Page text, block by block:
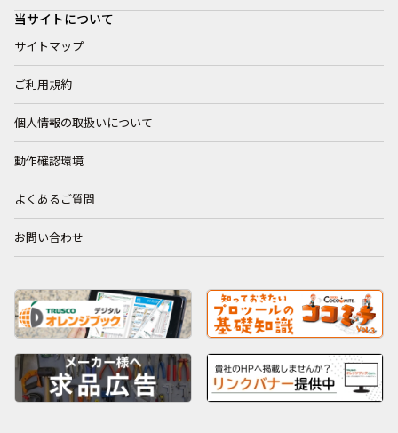
当サイトについて
サイトマップ
ご利用規約
個人情報の取扱いについて
動作確認環境
よくあるご質問
お問い合わせ